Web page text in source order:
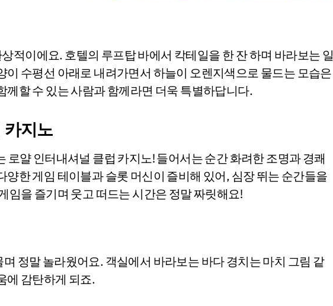
적이에요. 호텔의 루프탑 바에서 칵테일을 한 잔 하며 바라보는 일
이 수평선 아래로 내려가면서 하늘이 오렌지색으로 물드는 모습은
께할 수 있는 사람과 함께라면 더욱 특별하답니다.
카지노
로얄 인터내셔널 클럽 카지노! 들어서는 순간 화려한 조명과 경쾌
양한 게임 테이블과 슬롯 머신이 즐비해 있어, 심장 뛰는 순간들을
임을 즐기며 웃고 떠드는 시간은 정말 짜릿해요!
정말 놀라웠어요. 객실에서 바라보는 바다 경치는 마치 그림 같
에 감탄하게 되죠.